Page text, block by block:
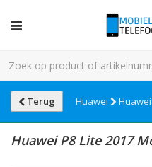
Terug Huawei Huawei
Huawei P8 Lite 2017